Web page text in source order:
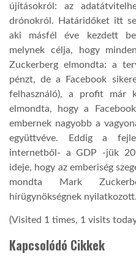
újításokról: az
drónokról. Határidőket itt
aki másfél éve kezdett
melynek célja, hogy
Zuckerberg elmondta: a
pénzt, de a Facebook
felhasználó), a profit már
elmondta, hogy a
embernek nagyobb a
együttvéve. Eddig a
internetből- a GDP -jük
ideje, hogy az emberiség
mondta Mark
hírügynökségnek nyilatkozott.
(Visited 1 times, 1 visits
Kapcsolódó Cikkek